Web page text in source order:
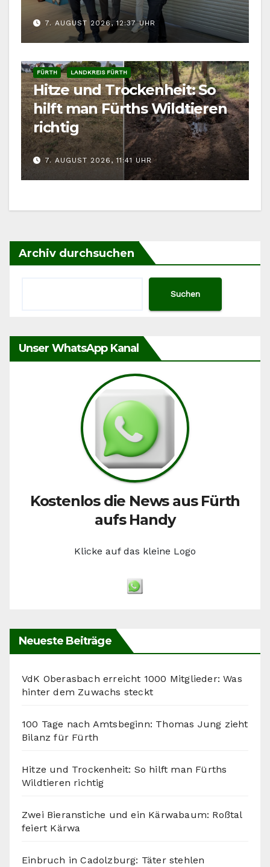
7. AUGUST 2026, 12:37 UHR
FÜRTH LANDKREIS FÜRTH
Hitze und Trockenheit: So
hilft man Fürths Wildtieren
richtig
7. AUGUST 2026, 11:41 UHR
Archiv durchsuchen
Suchen
Unser WhatsApp Kanal
Kostenlos die News aus Fürth
aufs Handy
Klicke auf das kleine Logo
Neueste Beiträge
VdK Oberasbach erreicht 1000 Mitglieder: Was
hinter dem Zuwachs steckt
100 Tage nach Amtsbeginn: Thomas Jung zieht
Bilanz für Fürth
Hitze und Trockenheit: So hilft man Fürths
Wildtieren richtig
Zwei Bieranstiche und ein Kärwabaum: Roßtal
feiert Kärwa
Einbruch in Cadolzburg: Täter stehlen